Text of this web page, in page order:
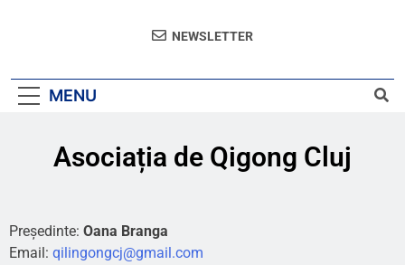
NEWSLETTER
MENU
Asociația de Qigong Cluj
Președinte: Oana Branga
Email: qilingongcj@gmail.com